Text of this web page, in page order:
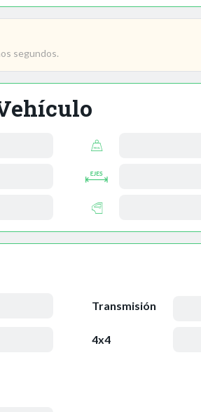
segundos.
Transmisión
4x4